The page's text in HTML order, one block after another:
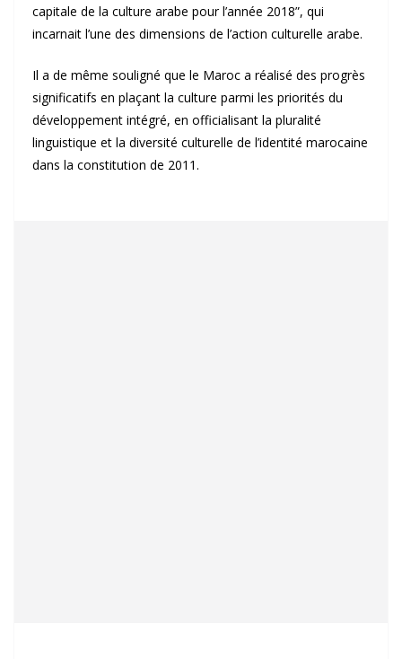
capitale de la culture arabe pour l’année 2018”, qui
incarnait l’une des dimensions de l’action culturelle arabe.
Il a de même souligné que le Maroc a réalisé des progrès
significatifs en plaçant la culture parmi les priorités du
développement intégré, en officialisant la pluralité
linguistique et la diversité culturelle de l’identité marocaine
dans la constitution de 2011.